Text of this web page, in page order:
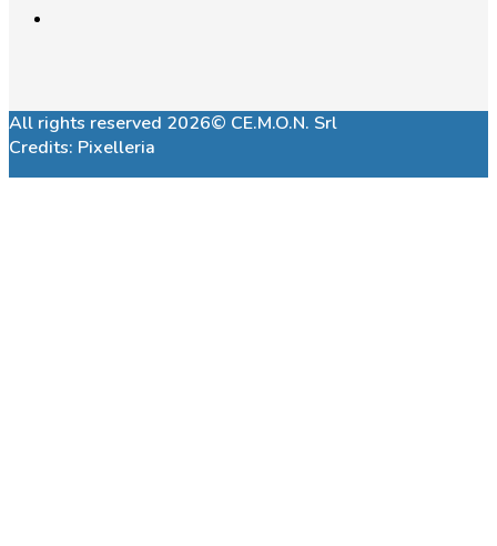
All rights reserved 2026© CE.M.O.N. Srl
Credits: Pixelleria